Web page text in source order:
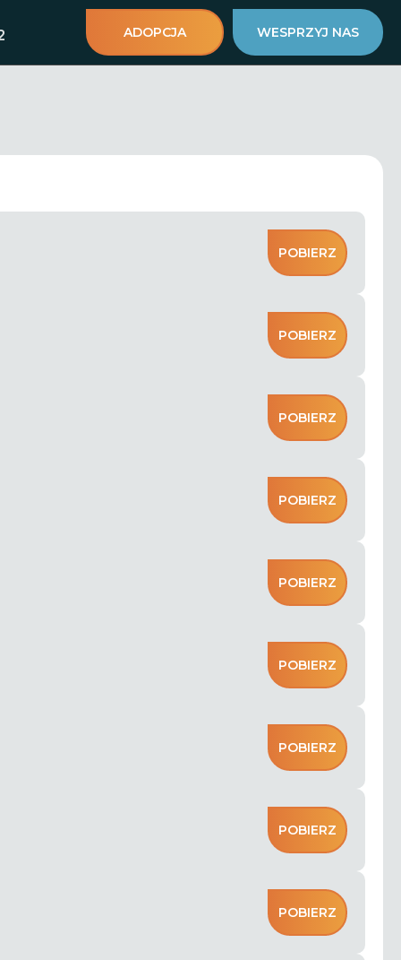
ADOPCJA WESPRZYJ NAS
POBIERZ
POBIERZ
POBIERZ
POBIERZ
POBIERZ
POBIERZ
POBIERZ
POBIERZ
POBIERZ